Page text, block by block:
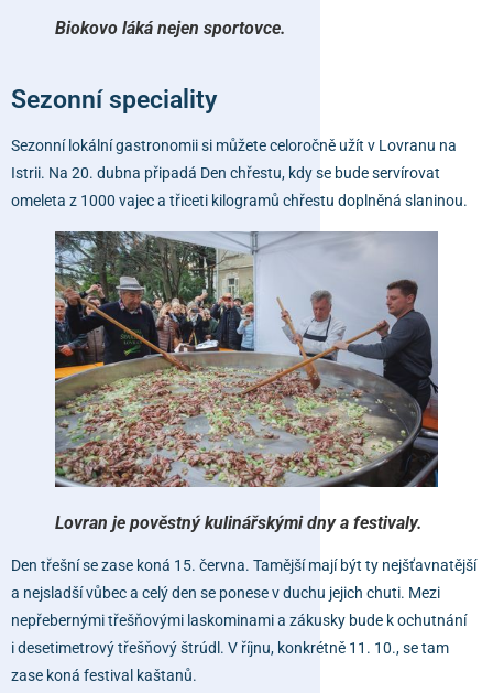
Biokovo láká nejen sportovce.
Sezonní speciality
Sezonní lokální gastronomii si můžete celoročně užít v Lovranu na
Istrii. Na 20. dubna připadá Den chřestu, kdy se bude servírovat
omeleta z 1000 vajec a třiceti kilogramů chřestu doplněná slaninou.
Lovran je pověstný kulinářskými dny a festivaly.
Den třešní se zase koná 15. června. Tamější mají být ty nejšťavnatější
a nejsladší vůbec a celý den se ponese v duchu jejich chuti. Mezi
nepřebernými třešňovými laskominami a zákusky bude k ochutnání
i desetimetrový třešňový štrúdl. V říjnu, konkrétně 11. 10., se tam
zase koná festival kaštanů.